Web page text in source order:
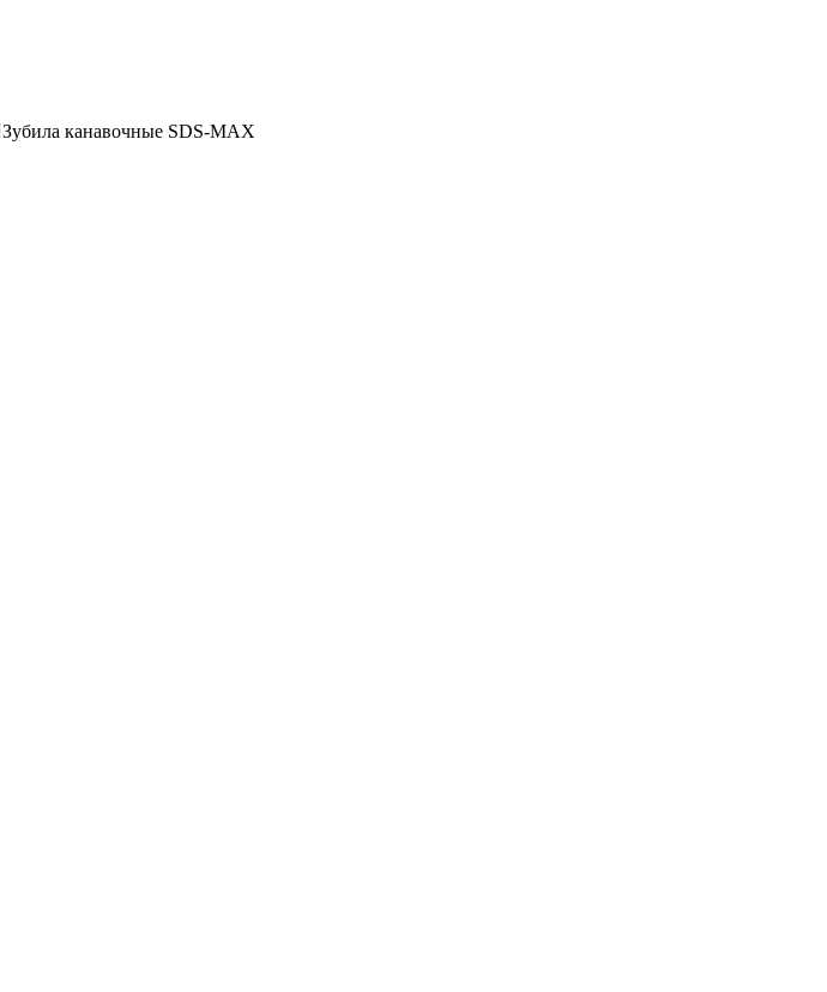
Зубила канавочные SDS-MAX